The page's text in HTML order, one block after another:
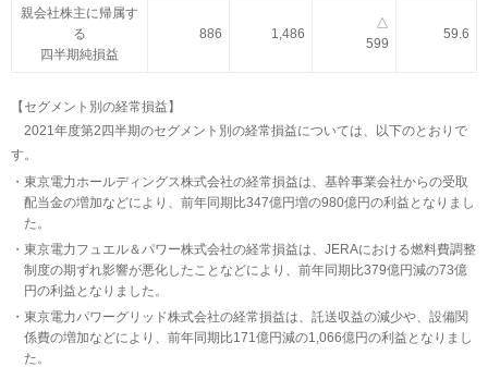
親会社株主に帰属す
る
四半期純損益
886 1,486
△
599
59.6
【セグメント別の経常損益】
2021年度第2四半期のセグメント別の経常損益については、以下のとおりで
す。
東京電力ホールディングス株式会社の経常損益は、基幹事業会社からの受取
配当金の増加などにより、前年同期比347億円増の980億円の利益となりまし
た。
東京電力フュエル＆パワー株式会社の経常損益は、JERAにおける燃料費調整
制度の期ずれ影響が悪化したことなどにより、前年同期比379億円減の73億
円の利益となりました。
東京電力パワーグリッド株式会社の経常損益は、託送収益の減少や、設備関
係費の増加などにより、前年同期比171億円減の1,066億円の利益となりまし
た。